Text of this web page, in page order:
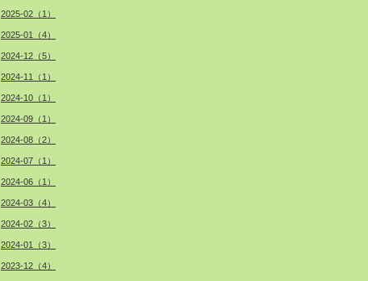
2025-02（1）
2025-01（4）
2024-12（5）
2024-11（1）
2024-10（1）
2024-09（1）
2024-08（2）
2024-07（1）
2024-06（1）
2024-03（4）
2024-02（3）
2024-01（3）
2023-12（4）